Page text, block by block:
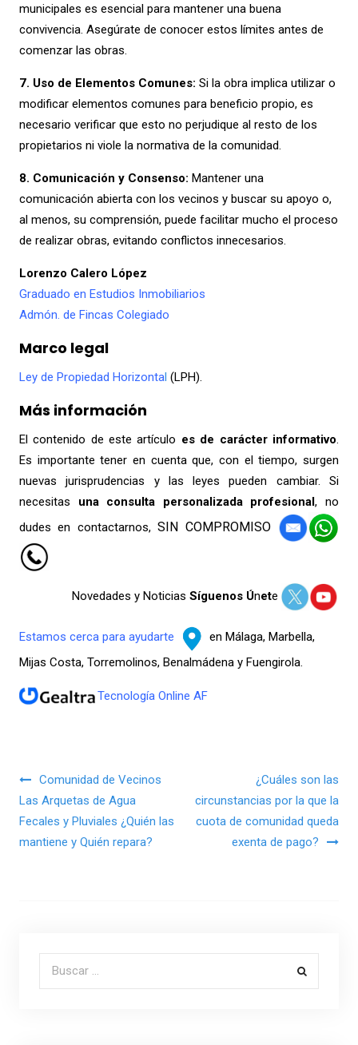
municipales es esencial para mantener una buena
convivencia. Asegúrate de conocer estos límites antes de
comenzar las obras.
7. Uso de Elementos Comunes: Si la obra implica utilizar o
modificar elementos comunes para beneficio propio, es
necesario verificar que esto no perjudique al resto de los
propietarios ni viole la normativa de la comunidad.
8. Comunicación y Consenso: Mantener una
comunicación abierta con los vecinos y buscar su apoyo o,
al menos, su comprensión, puede facilitar mucho el proceso
de realizar obras, evitando conflictos innecesarios.
Lorenzo Calero López
Graduado en Estudios Inmobiliarios
Admón. de Fincas Colegiado
Marco legal
Ley de Propiedad Horizontal (LPH).
Más información
El contenido de este artículo es de carácter informativo.
Es importante tener en cuenta que, con el tiempo, surgen
nuevas jurisprudencias y las leyes pueden cambiar. Si
necesitas una consulta personalizada profesional, no
dudes en contactarnos,SIN COMPROMISO
Novedades y NoticiasSíguenos Únete
Estamos cerca para ayudarte
en Málaga, Marbella,
Mijas Costa, Torremolinos, Benalmádena y Fuengirola.
Tecnología Online AF
Navegación de entradas
Comunidad de Vecinos
Las Arquetas de Agua
Fecales y Pluviales ¿Quién las
mantiene y Quién repara?
¿Cuáles son las
circunstancias por la que la
cuota de comunidad queda
exenta de pago?
Buscar por: